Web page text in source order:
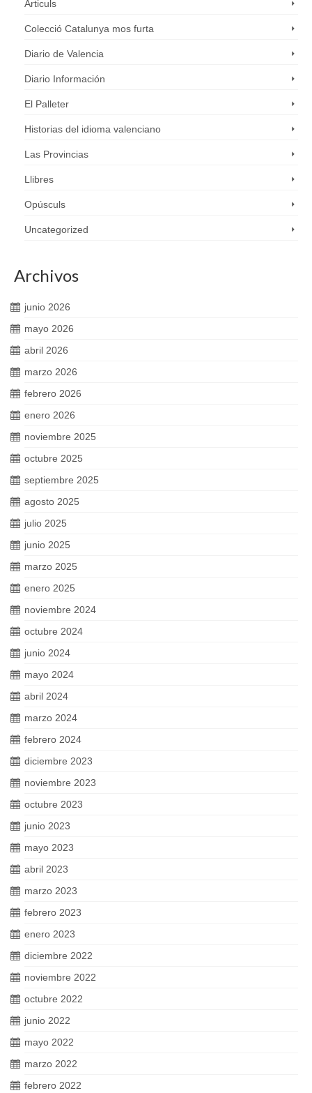
Articuls
Colecció Catalunya mos furta
Diario de Valencia
Diario Información
El Palleter
Historias del idioma valenciano
Las Provincias
Llibres
Opúsculs
Uncategorized
Archivos
junio 2026
mayo 2026
abril 2026
marzo 2026
febrero 2026
enero 2026
noviembre 2025
octubre 2025
septiembre 2025
agosto 2025
julio 2025
junio 2025
marzo 2025
enero 2025
noviembre 2024
octubre 2024
junio 2024
mayo 2024
abril 2024
marzo 2024
febrero 2024
diciembre 2023
noviembre 2023
octubre 2023
junio 2023
mayo 2023
abril 2023
marzo 2023
febrero 2023
enero 2023
diciembre 2022
noviembre 2022
octubre 2022
junio 2022
mayo 2022
marzo 2022
febrero 2022